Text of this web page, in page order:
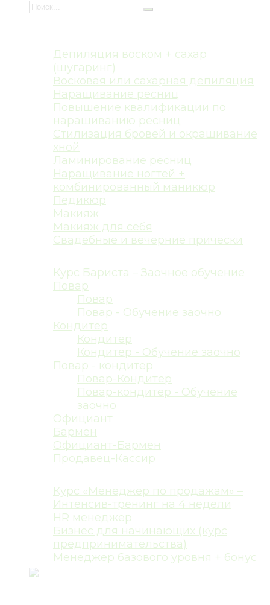
Депиляция воском + сахар
(шугаринг)
Восковая или сахарная депиляция
Наращивание ресниц
Повышение квалификации по
наращиванию ресниц
Стилизация бровей и окрашивание
хной
Ламинирование ресниц
Наращивание ногтей +
комбинированный маникюр
Педикюр
Макияж
Макияж для себя
Свадебные и вечерние прически
Курс Бариста – Заочное обучение
Повар
Повар
Повар - Обучение заочно
Кондитер
Кондитер
Кондитер - Обучение заочно
Повар - кондитер
Повар-Кондитер
Повар-кондитер - Обучение
заочно
Официант
Бармен
Официант-Бармен
Продавец-Кассир
Курс «Менеджер по продажам» –
Интенсив-тренинг на 4 недели
HR менеджер
Бизнес для начинающих (курс
предпринимательства)
Менеджер базового уровня + бонус